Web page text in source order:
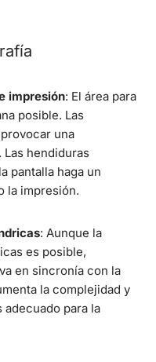
impresión: El área para
posible. Las
una
hendiduras
pantalla haga un
la impresión.
: Aunque la
es posible,
en sincronía con la
la complejidad y
para la